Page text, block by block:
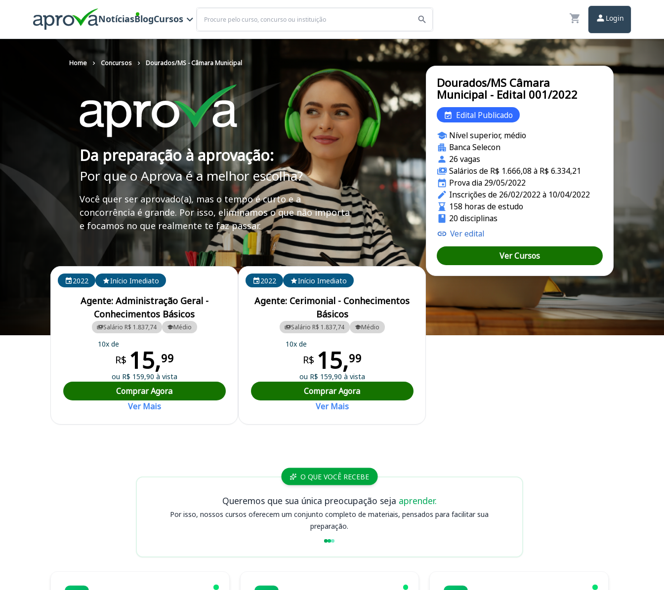
NotíciasBlogCursos
Buscar
Login
Home Concursos Dourados/MS - Câmara Municipal
Da preparação à aprovação:
Por que o Aprova é a melhor escolha?
Você quer ser aprovado(a), mas o tempo é curto e a
concorrência é grande. Por isso, eliminamos o que não importa
e focamos no que realmente te faz passar.
Curso Preparatório para o Concurso Dourados/MS - Câmara Municipal
Cursos em destaque para passar no concurso
2022
Início Imediato
Agente: Administração Geral -
Conhecimentos Básicos
Salário R$ 1.837,74 Médio
10x de
R$ 15,99
ou R$ 159,90 à vista
Comprar Agora
Ver Mais
2022 Início Imediato
Agente: Cerimonial - Conhecimentos
Básicos
Salário R$ 1.837,74 Médio
10x de
R$ 15,99
ou R$ 159,90 à vista
Comprar Agora
Ver Mais
Dourados/MS Câmara
Municipal - Edital 001/2022
Edital Publicado
Nível superior, médio
Banca Selecon
26 vagas
Salários de R$ 1.666,08 à R$ 6.334,21
Prova dia 29/05/2022
Inscrições de 26/02/2022 à 10/04/2022
158 horas de estudo
20 disciplinas
Ver edital
Ver Cursos
O QUE VOCÊ RECEBE
Queremos que sua única preocupação seja aprender.
Por isso, nossos cursos oferecem um conjunto completo de materiais, pensados para facilitar sua
preparação.